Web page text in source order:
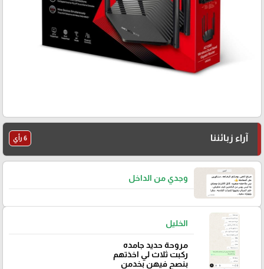
آراء زبائننا 6 رأي
وجدي من الداخل
الخليل
مروحة حديد جامده
ركبت ثلاث لي اخذتهم
بنصح فيهن بخدمن